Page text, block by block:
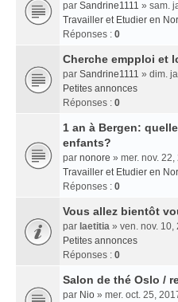
par Sandrine1111 » sam.
Travailler et Etudier en
Réponses : 0
Cherche empploi et
par Sandrine1111 » dim.
Petites annonces
Réponses : 0
1 an à Bergen:
enfants?
par nonore » mer. nov.
Travailler et Etudier en
Réponses : 0
Vous allez bientôt
par laetitia » ven. nov. 10,
Petites annonces
Réponses : 0
Salon de thé Oslo /
par Nio » mer. oct. 25,